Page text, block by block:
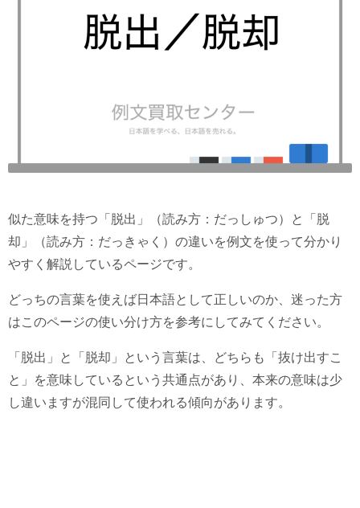
似た意味を持つ「脱出」（読み方：だっしゅつ）と「脱
却」（読み方：だっきゃく）の違いを例文を使って分かり
やすく解説しているページです。
どっちの言葉を使えば日本語として正しいのか、迷った方
はこのページの使い分け方を参考にしてみてください。
「脱出」と「脱却」という言葉は、どちらも「抜け出すこ
と」を意味しているという共通点があり、本来の意味は少
し違いますが混同して使われる傾向があります。